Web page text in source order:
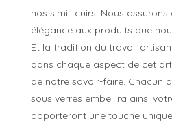
nos simili cuirs. Nous
élégance aux produits que
Et la tradition du travail
dans chaque aspect de cet
de notre savoir-faire. Chacun
sous verres embellira ainsi
apporteront une touche